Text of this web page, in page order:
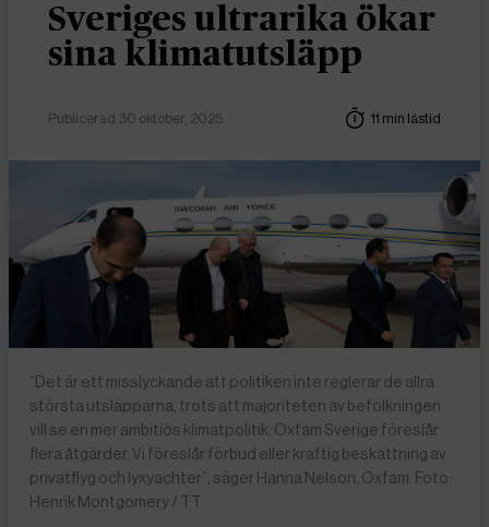
Sveriges ultrarika ökar
sina klimatutsläpp
Publicerad 30 oktober, 2025 11 min lästid
“Det är ett misslyckande att politiken inte reglerar de allra
största utsläpparna, trots att majoriteten av befolkningen
vill se en mer ambitiös klimatpolitik. Oxfam Sverige föreslår
flera åtgärder. Vi föreslår förbud eller kraftig beskattning av
privatflyg och lyxyachter”, säger Hanna Nelson, Oxfam. Foto:
Henrik Montgomery / TT